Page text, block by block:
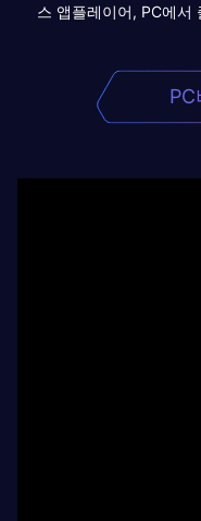
스 앱플레이어, PC에서
PC